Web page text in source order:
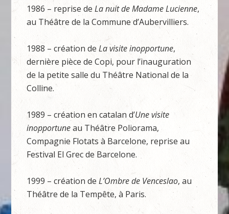
1986 – reprise deLa nuit de Madame Lucienne,
au Théâtre de la Commune d’Aubervilliers.
1988 – création deLa visite inopportune,
dernière pièce de Copi, pour l’inauguration
de la petite salle du Théâtre National de la
Colline.
1989 – création en catalan d’Une visite
inopportuneau Théâtre Poliorama,
Compagnie Flotats à Barcelone, reprise au
Festival El Grec de Barcelone.
1999 – création deL’Ombre de Venceslao, au
Théâtre de la Tempête, à Paris.